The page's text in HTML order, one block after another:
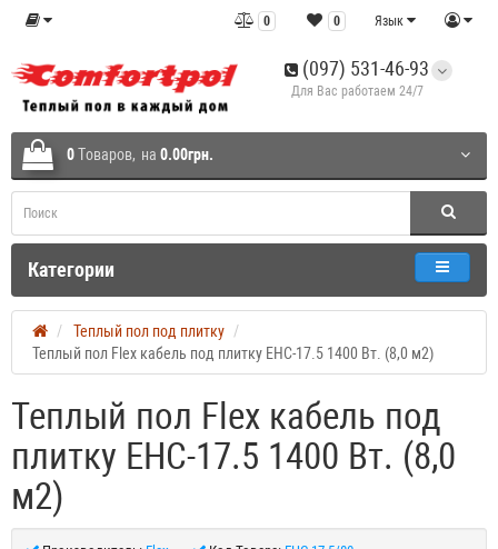
Язык
0
0
(097) 531-46-93
Для Вас работаем 24/7
0Tоваров, на 0.00грн.
Категории
Теплый пол под плитку
Теплый пол Flex кабель под плитку EHC-17.5 1400 Вт. (8,0 м2)
Теплый пол Flex кабель под
плитку EHC-17.5 1400 Вт. (8,0
м2)